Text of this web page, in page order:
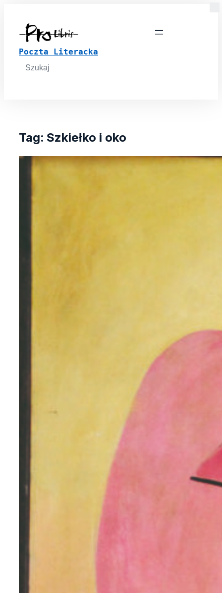
Poczta Literacka
Search
for:
Tag: Szkiełko i oko